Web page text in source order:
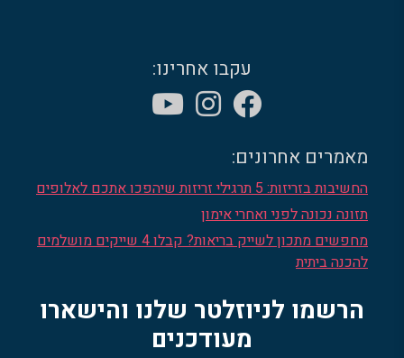
עקבו אחרינו:
מאמרים אחרונים:
החשיבות בזריזות: 5 תרגילי זריזות שיהפכו אתכם לאלופים
תזונה נכונה לפני ואחרי אימון
מחפשים מתכון לשייק בריאות? קבלו 4 שייקים מושלמים
להכנה ביתית
הרשמו לניוזלטר שלנו והישארו
מעודכנים